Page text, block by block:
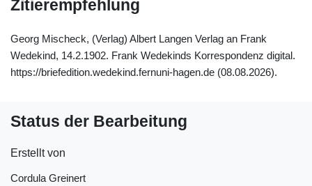
Zitierempfehlung
Georg Mischeck, (Verlag) Albert Langen Verlag an Frank
Wedekind, 14.2.1902. Frank Wedekinds Korrespondenz digital.
https://briefedition.wedekind.fernuni-hagen.de (08.08.2026).
Status der Bearbeitung
Erstellt von
Cordula Greinert